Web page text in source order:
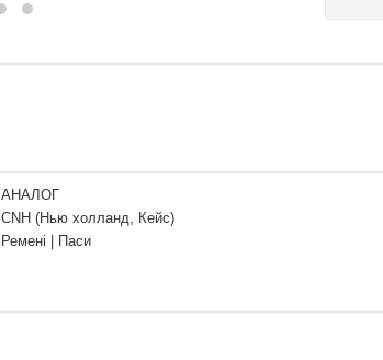
АНАЛОГ
CNH (Нью холланд, Кейс)
Ремені | Паси